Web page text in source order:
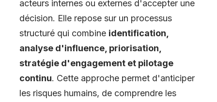
acteurs internes ou externes d'accepter une
décision. Elle repose sur un processus
structuré qui combine identification,
analyse d'influence, priorisation,
stratégie d'engagement et pilotage
continu. Cette approche permet d'anticiper
les risques humains, de comprendre les